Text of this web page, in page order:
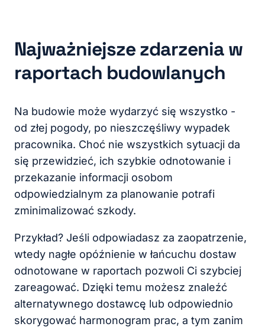
Najważniejsze zdarzenia w
raportach budowlanych
Na budowie może wydarzyć się wszystko -
od złej pogody, po nieszczęśliwy wypadek
pracownika. Choć nie wszystkich sytuacji da
się przewidzieć, ich szybkie odnotowanie i
przekazanie informacji osobom
odpowiedzialnym za planowanie potrafi
zminimalizować szkody.
Przykład? Jeśli odpowiadasz za zaopatrzenie,
wtedy nagłe opóźnienie w łańcuchu dostaw
odnotowane w raportach pozwoli Ci szybciej
zareagować. Dzięki temu możesz znaleźć
alternatywnego dostawcę lub odpowiednio
skorygować harmonogram prac, a tym zanim